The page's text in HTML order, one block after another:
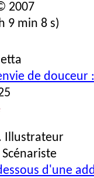
2007
9 min 8 s)
de douceur
Illustrateur
d'une